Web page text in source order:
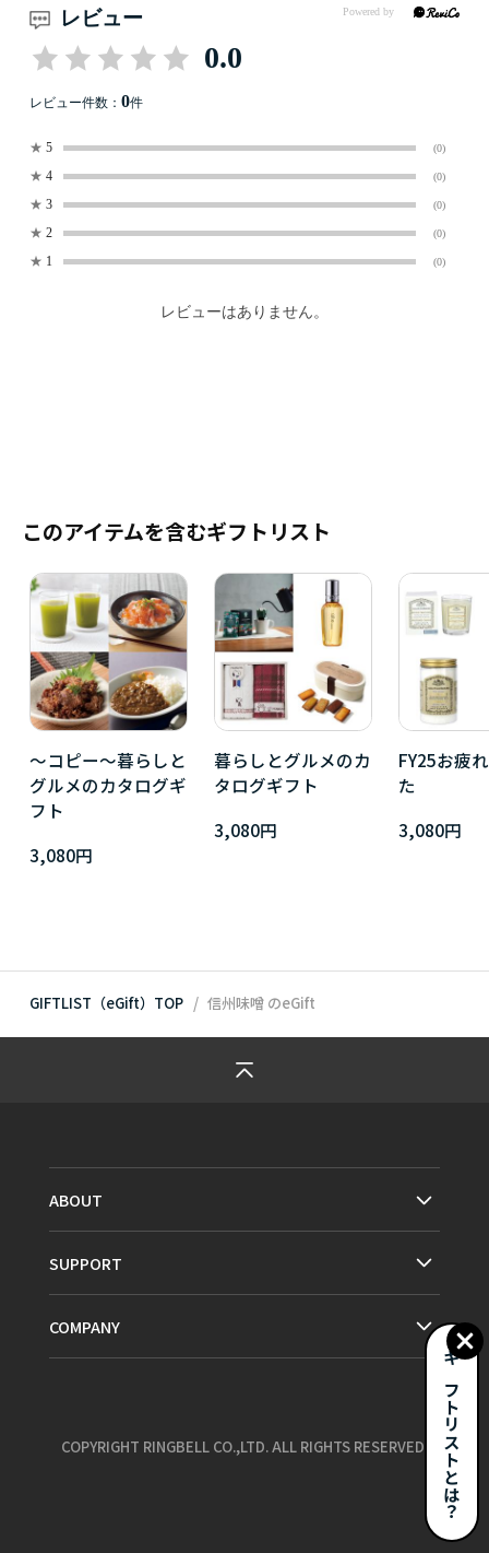
レビュー
0.0
レビュー件数： 0件
★ 5 (0)
★ 4 (0)
★ 3 (0)
★ 2 (0)
★ 1 (0)
レビューはありません。
このアイテムを含むギフトリスト
～コピー～暮らしと
グルメのカタログギ
フト
3,080円
暮らしとグルメのカ
タログギフト
3,080円
FY25お疲
た
3,080円
GIFTLIST（eGift）TOP 信州味噌 のeGift
ギフトリストとは？
ABOUT
SUPPORT
COMPANY
COPYRIGHT RINGBELL CO.,LTD. ALL RIGHTS RESERVED.